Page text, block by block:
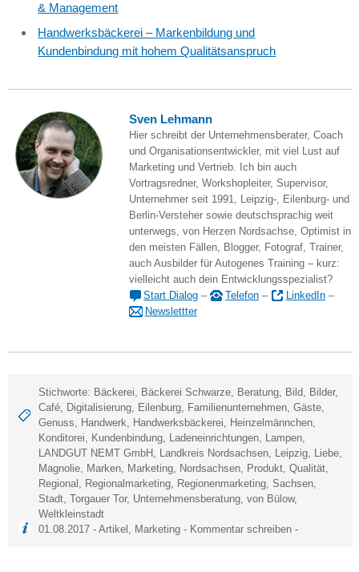
& Management
Handwerksbäckerei – Markenbildung und
Kundenbindung mit hohem Qualitätsanspruch
Sven Lehmann
Hier schreibt der Unternehmensberater, Coach
und Organisationsentwickler, mit viel Lust auf
Marketing und Vertrieb. Ich bin auch
Vortragsredner, Workshopleiter, Supervisor,
Unternehmer seit 1991, Leipzig-, Eilenburg- und
Berlin-Versteher sowie deutschsprachig weit
unterwegs, von Herzen Nordsachse, Optimist in
den meisten Fällen, Blogger, Fotograf, Trainer,
auch Ausbilder für Autogenes Training – kurz:
vielleicht auch dein Entwicklungsspezialist?
Start Dialog – Telefon – LinkedIn –
Newslettter
Stichworte: Bäckerei Bäckerei Schwarze Beratung Bild Bilder,
Café Digitalisierung Eilenburg Familienunternehmen ,Gäste
Genuss
Handwerk Handwerksbäckerei Heinzelmännchen
Konditorei
Kundenbindung Ladeneinrichtungen Lampen
LANDGUT NEMT GmbH Landkreis Nordsachsen Leipzig Liebe
Magnolie Marken Marketing Nordsachsen Produkt ,Qualität
Regional
Regionalmarketing Regionenmarketing ,Sachsen
Stadt ,Torgauer Tor, Unternehmensberatung ,von Bülow,
Weltkleinstadt
01.08.2017 -Artikel Marketing - Kommentar schreiben -